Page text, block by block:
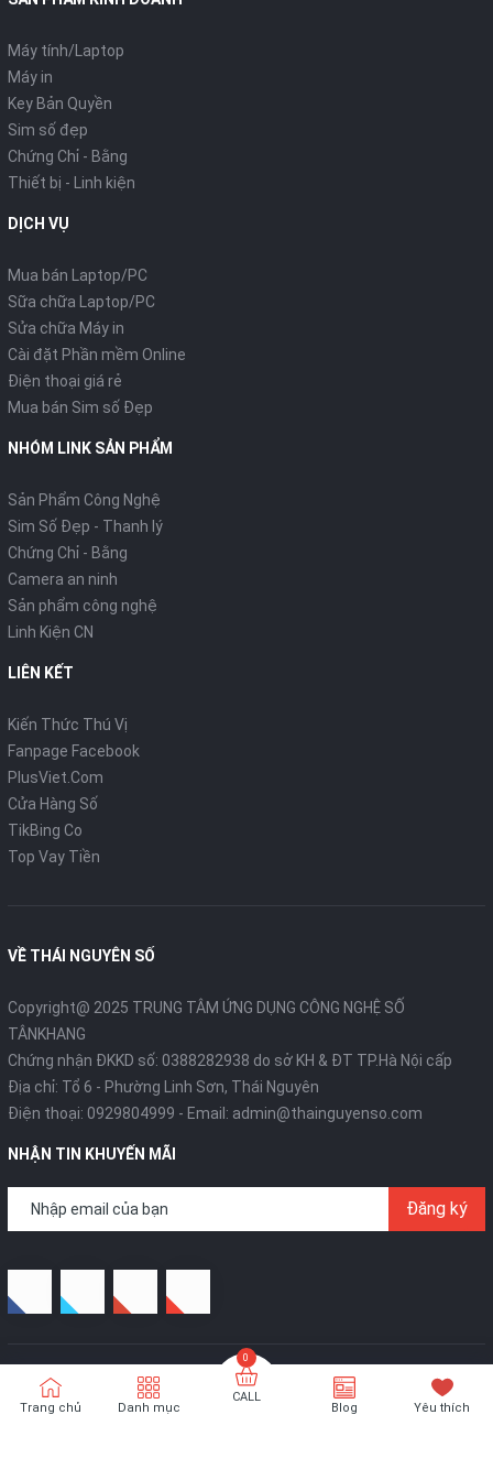
Máy tính/Laptop
Máy in
Key Bản Quyền
Sim số đẹp
Chứng Chỉ - Bằng
Thiết bị - Linh kiện
DỊCH VỤ
Mua bán Laptop/PC
Sữa chữa Laptop/PC
Sửa chữa Máy in
Cài đặt Phần mềm Online
Điện thoại giá rẻ
Mua bán Sim số Đẹp
NHÓM LINK SẢN PHẨM
Sản Phẩm Công Nghệ
Sim Số Đẹp - Thanh lý
Chứng Chỉ - Bằng
Camera an ninh
Sản phẩm công nghệ
Linh Kiện CN
LIÊN KẾT
Kiến Thức Thú Vị
Fanpage Facebook
PlusViet.Com
Cửa Hàng Số
TikBing Co
Top Vay Tiền
VỀ THÁI NGUYÊN SỐ
Copyright@ 2025 TRUNG TÂM ỨNG DỤNG CÔNG NGHỆ SỐ
TÂNKHANG
Chứng nhận ĐKKD số: 0388282938 do sở KH & ĐT TP.Hà Nội cấp
Địa chỉ: Tổ 6 - Phường Linh Sơn, Thái Nguyên
Điện thoại: 0929804999 - Email: admin@thainguyenso.com
NHẬN TIN KHUYẾN MÃI
Đăng ký
Thái Nguyên Số- Thiết kế bởi
Technologies
Trang chủ Danh mục
CALL
Blog Yêu thích